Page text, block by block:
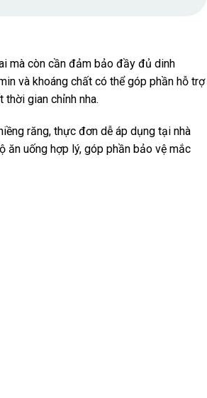
mà còn cần đảm bảo đầy đủ dinh
và khoáng chất có thể góp phần hỗ trợ
gian chỉnh nha.
răng, thực đơn dễ áp dụng tại nhà
ăn uống hợp lý, góp phần bảo vệ mắc